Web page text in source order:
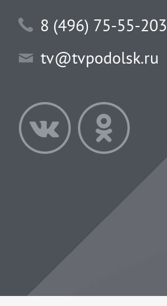
8 (496) 75-55-203
tv@tvpodolsk.ru